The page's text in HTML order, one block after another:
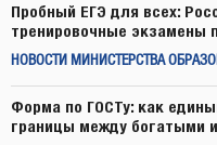
Пробный ЕГЭ для всех:
тренировочные экзамены
НОВОСТИ МИНИСТЕРСТВА
Форма по ГОСТу: как
границы между богатыми